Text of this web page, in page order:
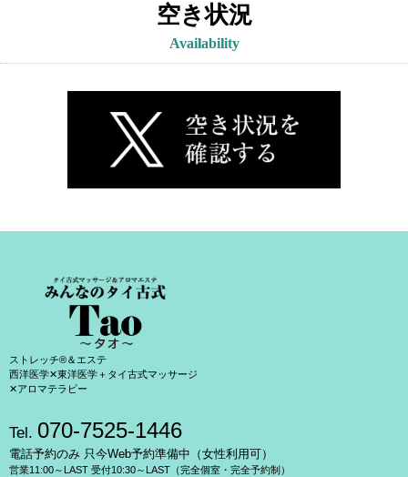
空き状況
Availability
ストレッチ®＆エステ
西洋医学✕東洋医学＋タイ古式マッサージ
✕アロマテラピー
Tel. 070-7525-1446
電話予約のみ 只今Web予約準備中（女性利用可）
営業11:00～LAST 受付10:30～LAST（完全個室・完全予約制）